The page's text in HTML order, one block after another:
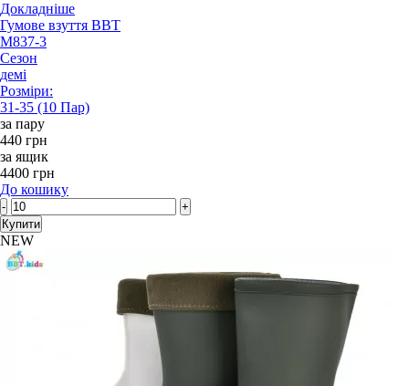
Докладніше
Гумове взуття BBT
M837-3
Сезон
демі
Розміри:
31-35 (10 Пар)
за пару
440 грн
за ящик
4400 грн
До кошику
-
+
Купити
NEW